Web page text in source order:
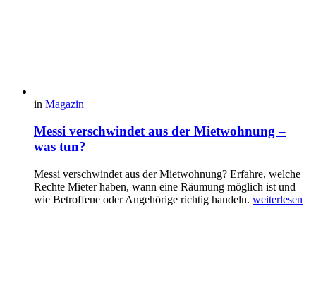
in Magazin
Messi verschwindet aus der Mietwohnung –
was tun?
Messi verschwindet aus der Mietwohnung? Erfahre, welche
Rechte Mieter haben, wann eine Räumung möglich ist und
wie Betroffene oder Angehörige richtig handeln. weiterlesen